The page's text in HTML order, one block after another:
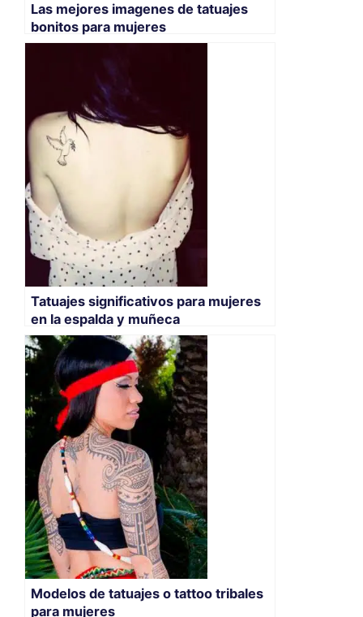
Las mejores imagenes de tatuajes
bonitos para mujeres
Tatuajes significativos para mujeres
en la espalda y muñeca
Modelos de tatuajes o tattoo tribales
para mujeres